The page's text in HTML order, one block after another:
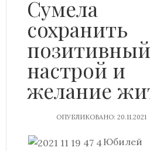
Сумела
сохранить
позитивный
настрой и
желание
ОПУБЛИКОВАНО: 20.11.2021
Юбилей